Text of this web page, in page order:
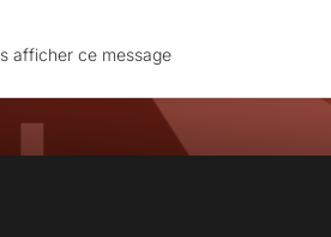
afficher ce message